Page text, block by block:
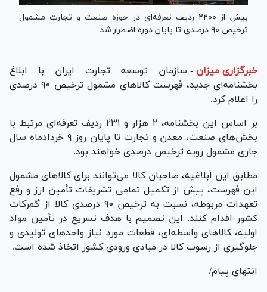
بیش از ۲۲۰۰ ردیف تعرفه‌ای در حوزه صنعت و تجارت مشمول
ترخیص ۹۰ درصدی تا پایان دوره اضطرار شد.
خبرگزاری میزان - سازمان توسعه تجارت ایران با ابلاغ
بخشنامه‌ای جدید، فهرست کالا‌های مشمول ترخیص ۹۰ درصدی
را اعلام کرد.
بر اساس این بخشنامه، ۲ هزار و ۲۳۱ ردیف تعرفه‌ای مرتبط با
بخش‌های صنعت، معدن و تجارت تا پایان روز ۹ خردادماه سال
جاری مشمول رویه ترخیص درصدی خواهند بود.
مطابق این ابلاغیه، صاحبان کالا می‌توانند برای کالا‌های مشمول
این فهرست، پیش از تکمیل تمامی تشریفات تأمین ارز و رفع
تعهدات مربوطه، نسبت به ترخیص ۹۰ درصدی کالا از گمرکات
کشور اقدام کنند. این تصمیم با هدف تسریع در تأمین مواد
اولیه، کالا‌های واسطه‌ای، قطعات مورد نیاز واحد‌های تولیدی و
جلوگیری از رسوب کالا در مبادی ورودی کشور اتخاذ شده است.
انتهای پیام/